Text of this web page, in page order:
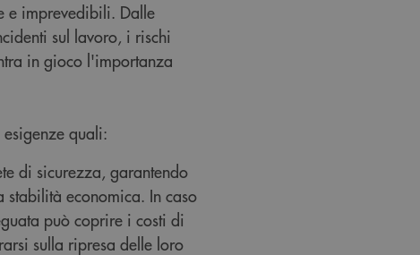
e imprevedibili. Dalle
sul lavoro, i rischi
in gioco l'importanza
quali:
di sicurezza, garantendo
economica. In caso
può coprire i costi di
sulla ripresa delle loro